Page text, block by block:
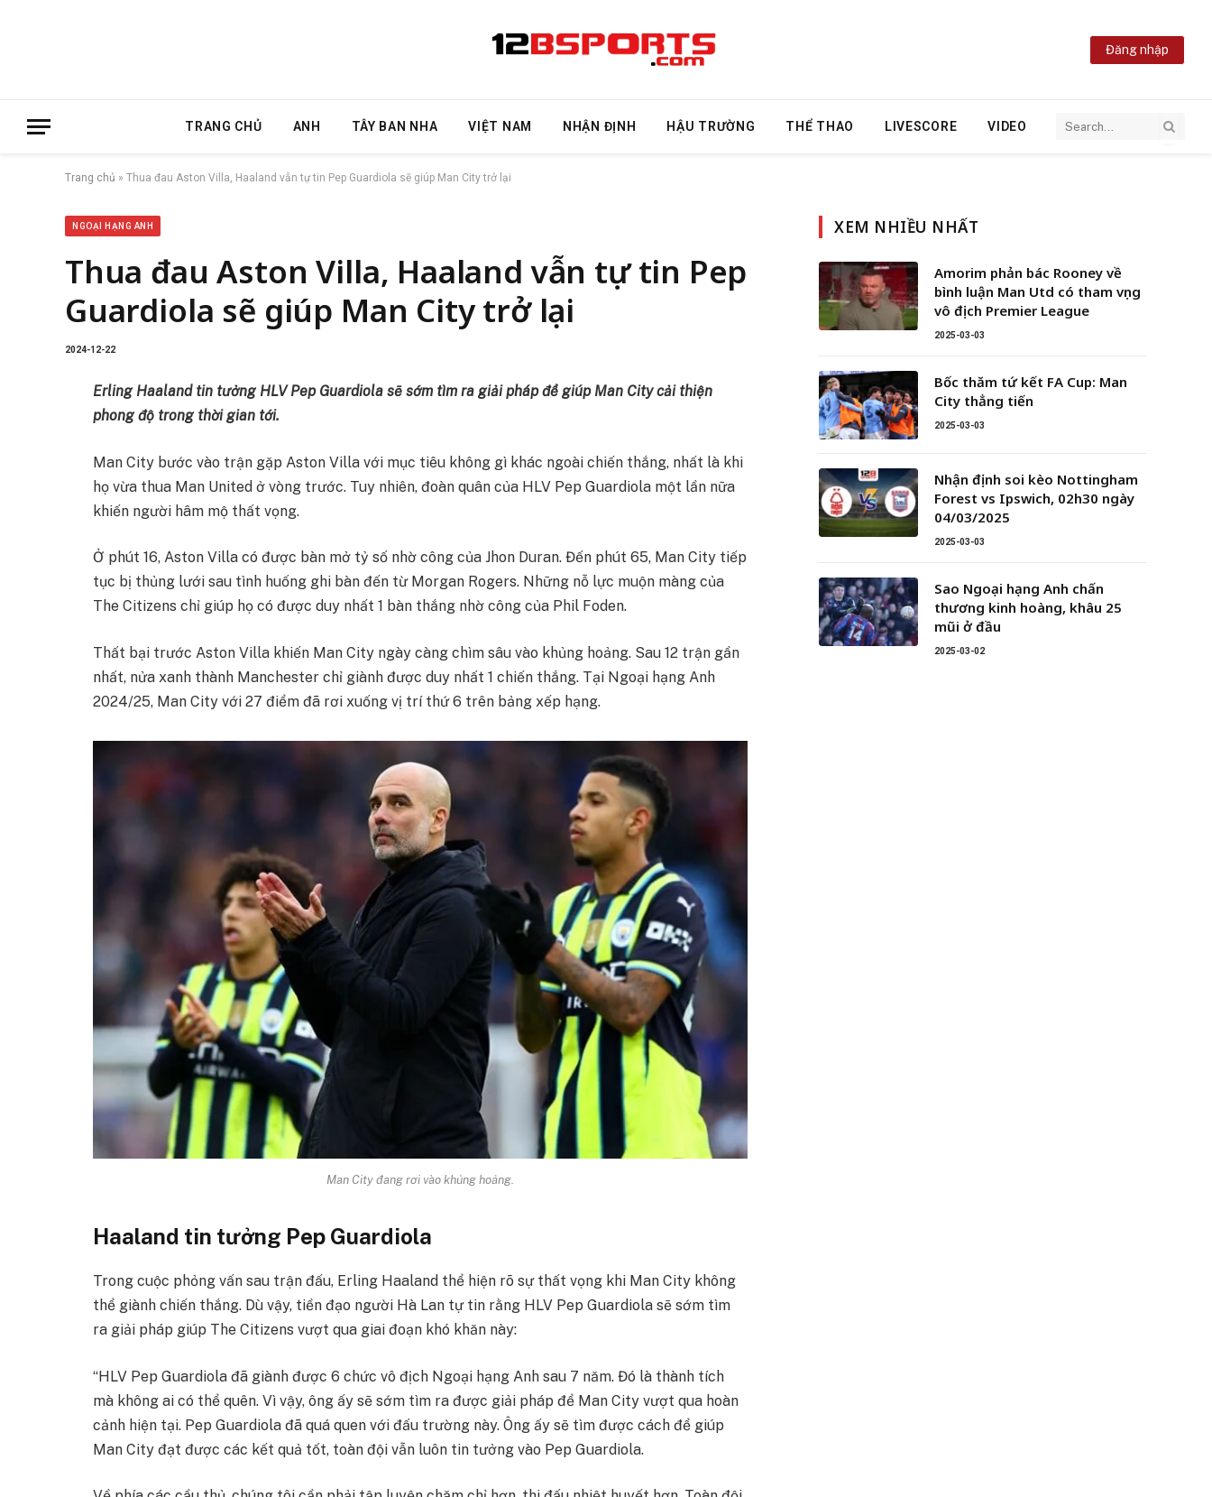
Đăng nhập
TRANG CHỦ ANH TÂY BAN NHA VIỆT NAM NHẬN ĐỊNH HẬU TRƯỜNG THỂ THAO LIVESCORE VIDEO
Trang chủ » Thua đau Aston Villa, Haaland vẫn tự tin Pep Guardiola sẽ giúp Man City trở lại
NGOẠI HẠNG ANH
Thua đau Aston Villa, Haaland vẫn tự tin Pep
Guardiola sẽ giúp Man City trở lại
2024-12-22
Erling Haaland tin tưởng HLV Pep Guardiola sẽ sớm tìm ra giải pháp để giúp Man City cải thiện
phong độ trong thời gian tới.
Man City bước vào trận gặp Aston Villa với mục tiêu không gì khác ngoài chiến thắng, nhất là khi
họ vừa thua Man United ở vòng trước. Tuy nhiên, đoàn quân của HLV Pep Guardiola một lần nữa
khiến người hâm mộ thất vọng.
Ở phút 16, Aston Villa có được bàn mở tỷ số nhờ công của Jhon Duran. Đến phút 65, Man City tiếp
tục bị thủng lưới sau tình huống ghi bàn đến từ Morgan Rogers. Những nỗ lực muộn màng của
The Citizens chỉ giúp họ có được duy nhất 1 bàn thắng nhờ công của Phil Foden.
Thất bại trước Aston Villa khiến Man City ngày càng chìm sâu vào khủng hoảng. Sau 12 trận gần
nhất, nửa xanh thành Manchester chỉ giành được duy nhất 1 chiến thắng. Tại Ngoại hạng Anh
2024/25, Man City với 27 điểm đã rơi xuống vị trí thứ 6 trên bảng xếp hạng.
Man City đang rơi vào khủng hoảng.
Haaland tin tưởng Pep Guardiola
Trong cuộc phỏng vấn sau trận đấu, Erling Haaland thể hiện rõ sự thất vọng khi Man City không
thể giành chiến thắng. Dù vậy, tiền đạo người Hà Lan tự tin rằng HLV Pep Guardiola sẽ sớm tìm
ra giải pháp giúp The Citizens vượt qua giai đoạn khó khăn này:
“HLV Pep Guardiola đã giành được 6 chức vô địch Ngoại hạng Anh sau 7 năm. Đó là thành tích
mà không ai có thể quên. Vì vậy, ông ấy sẽ sớm tìm ra được giải pháp để Man City vượt qua hoàn
cảnh hiện tại. Pep Guardiola đã quá quen với đấu trường này. Ông ấy sẽ tìm được cách để giúp
Man City đạt được các kết quả tốt, toàn đội vẫn luôn tin tưởng vào Pep Guardiola.
XEM NHIỀU NHẤT
Amorim phản bác Rooney về
bình luận Man Utd có tham vọng
vô địch Premier League
2025-03-03
Bốc thăm tứ kết FA Cup: Man
City thẳng tiến
2025-03-03
Nhận định soi kèo Nottingham
Forest vs Ipswich, 02h30 ngày
04/03/2025
2025-03-03
Sao Ngoại hạng Anh chấn
thương kinh hoàng, khâu 25
mũi ở đầu
2025-03-02